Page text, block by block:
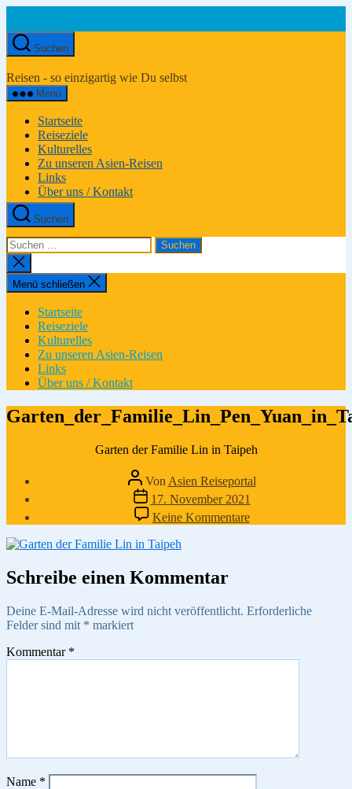
springen
Suchen
Reiseportal
Reisen - so einzigartig wie Du selbst
Menü
Startseite
Reiseziele
Kulturelles
Zu unseren Asien-Reisen
Links
Über uns / Kontakt
Suchen
Suchen
nach:
Suche
schließen
Menü schließen
Startseite
Reiseziele
Kulturelles
Zu unseren Asien-Reisen
Links
Über uns / Kontakt
Garten der Familie Lin in Taipeh
Beitragsautor
Von Asien Reiseportal
Veröffentlichungsdatum
17. November 2021
Keine Kommentarezu
Schreibe einen Kommentar
Deine E-Mail-Adresse wird nicht veröffentlicht. Erforderliche
Felder sind mit * markiert
Kommentar *
Name *